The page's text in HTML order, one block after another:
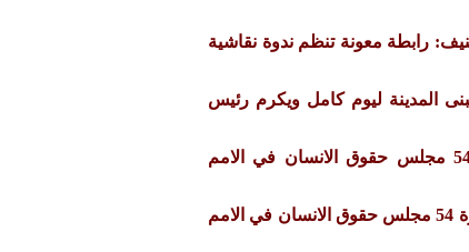
رابطة معونة تنظم ندوة نقاشية
المدينة ليوم كامل ويكرم رئيس
احاطة الرابطة في الدورة 54 مجلس حقوق الانسان في الامم
احاطة لممثلة الرابطة في الدورة 54 مجلس حقوق الانسان في الامم